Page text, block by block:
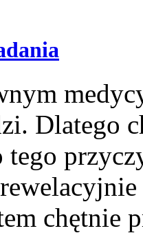
Dlatego
tego
chętnie